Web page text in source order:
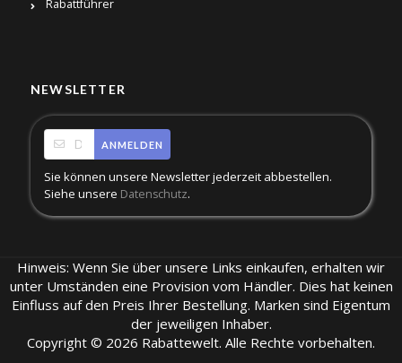
Rabattführer
NEWSLETTER
ANMELDEN
Sie können unsere Newsletter jederzeit abbestellen.
Siehe unsere Datenschutz.
Hinweis: Wenn Sie über unsere Links einkaufen, erhalten wir
unter Umständen eine Provision vom Händler. Dies hat keinen
Einfluss auf den Preis Ihrer Bestellung. Marken sind Eigentum
der jeweiligen Inhaber.
Copyright © 2026 Rabattewelt. Alle Rechte vorbehalten.